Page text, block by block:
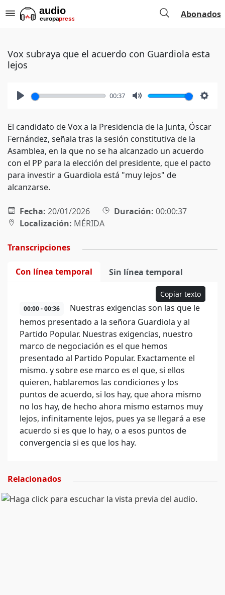
Abonados
Vox subraya que el acuerdo con Guardiola esta
lejos
00:37
El candidato de Vox a la Presidencia de la Junta, Óscar
Fernández, señala tras la sesión constitutiva de la
Asamblea, en la que no se ha alcanzado un acuerdo
con el PP para la elección del presidente, que el pacto
para investir a Guardiola está "muy lejos" de
alcanzarse.
Fecha: 20/01/2026 Duración: 00:00:37
Localización: MÉRIDA
Transcripciones
Con línea temporal Sin línea temporal
Copiar texto
00:00 - 00:36
Nuestras exigencias son las que le
hemos presentado a la señora Guardiola y al
Partido Popular. Nuestras exigencias, nuestro
marco de negociación es el que hemos
presentado al Partido Popular. Exactamente el
mismo. y sobre ese marco es el que, si ellos
quieren, hablaremos las condiciones y los
puntos de acuerdo, si los hay, que ahora mismo
no los hay, de hecho ahora mismo estamos muy
lejos, infinitamente lejos, pues ya se llegará a ese
acuerdo si es que lo hay, o a esos puntos de
convergencia si es que los hay.
Relacionados